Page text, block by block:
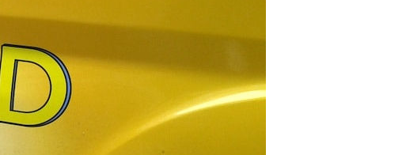
de bonnes adresses, de voyages au coin de la
au bout du monde,
suivez-moi sur Instagram